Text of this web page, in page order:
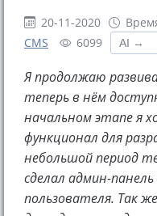
20-11-2020
CMS
6099
Я продолжаю
теперь в нём
начальном этапе я
функционал для
небольшой период
сделал админ-
пользователя. Так